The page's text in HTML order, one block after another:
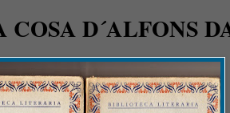
COSA D´ALFONS